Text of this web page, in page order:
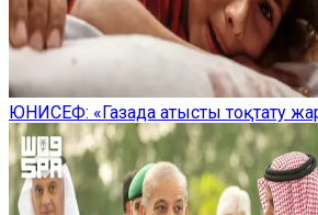
ЮНИСЕФ: «Газада атысты тоқтату